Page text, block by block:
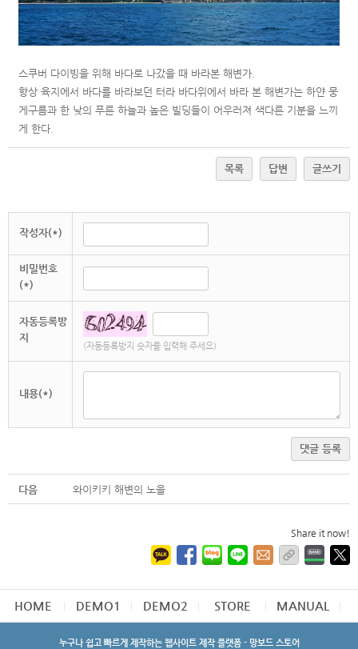
스쿠버 다이빙을 위해 바다로 나갔을 때 바라본 해변가.
항상 육지에서 바다를 바라보던 터라 바다위에서 바라 본 해변가는 하얀 뭉
게구름과 한 낮의 푸른 하늘과 높은 빌딩들이 어우러져 색다른 기분을 느끼
게 한다.
목록 답변 글쓰기
작성자(*)
비밀번호
(*)
자동등록방
지
(자동등록방지 숫자를 입력해 주세요)
내용(*)
댓글 등록
다음 와이키키 해변의 노을
Share it now!
HOME DEMO1 DEMO2 STORE MANUAL
누구나 쉽고 빠르게 제작하는 웹사이트 제작 플랫폼 - 망보드 스토어